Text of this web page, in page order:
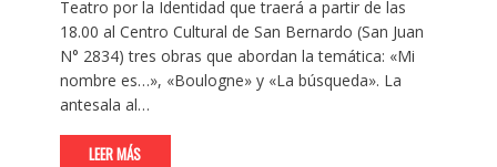
Teatro por la Identidad que traerá a partir de las
18.00 al Centro Cultural de San Bernardo (San Juan
N° 2834) tres obras que abordan la temática: «Mi
nombre es…», «Boulogne» y «La búsqueda». La
antesala al…
LEER MÁS